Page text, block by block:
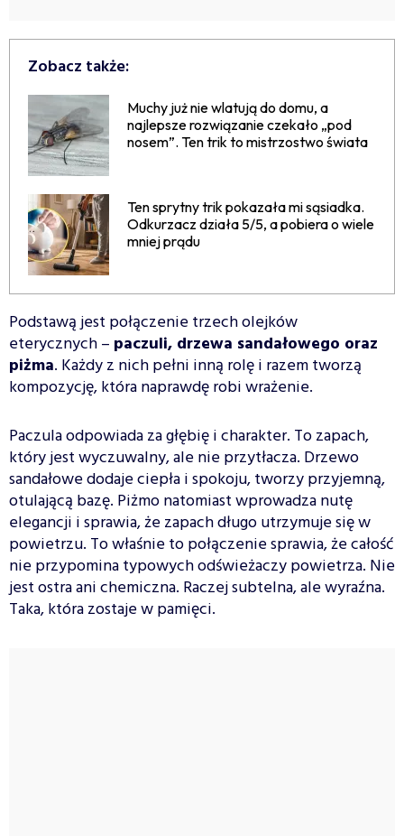
Zobacz także:
Muchy już nie wlatują do domu, a
najlepsze rozwiązanie czekało „pod
nosem”. Ten trik to mistrzostwo świata
Ten sprytny trik pokazała mi sąsiadka.
Odkurzacz działa 5/5, a pobiera o wiele
mniej prądu
Podstawą jest połączenie trzech olejków
eterycznych – paczuli, drzewa sandałowego oraz
piżma. Każdy z nich pełni inną rolę i razem tworzą
kompozycję, która naprawdę robi wrażenie.
Paczula odpowiada za głębię i charakter. To zapach,
który jest wyczuwalny, ale nie przytłacza. Drzewo
sandałowe dodaje ciepła i spokoju, tworzy przyjemną,
otulającą bazę. Piżmo natomiast wprowadza nutę
elegancji i sprawia, że zapach długo utrzymuje się w
powietrzu. To właśnie to połączenie sprawia, że całość
nie przypomina typowych odświeżaczy powietrza. Nie
jest ostra ani chemiczna. Raczej subtelna, ale wyraźna.
Taka, która zostaje w pamięci.